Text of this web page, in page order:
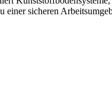
sicheren